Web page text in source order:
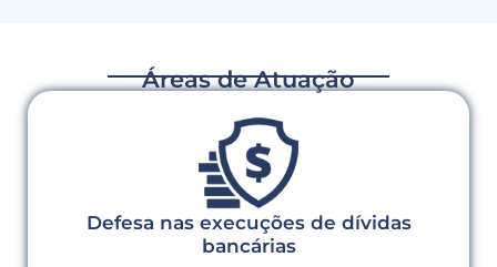
Áreas de Atuação
Defesa nas execuções de dívidas
bancárias